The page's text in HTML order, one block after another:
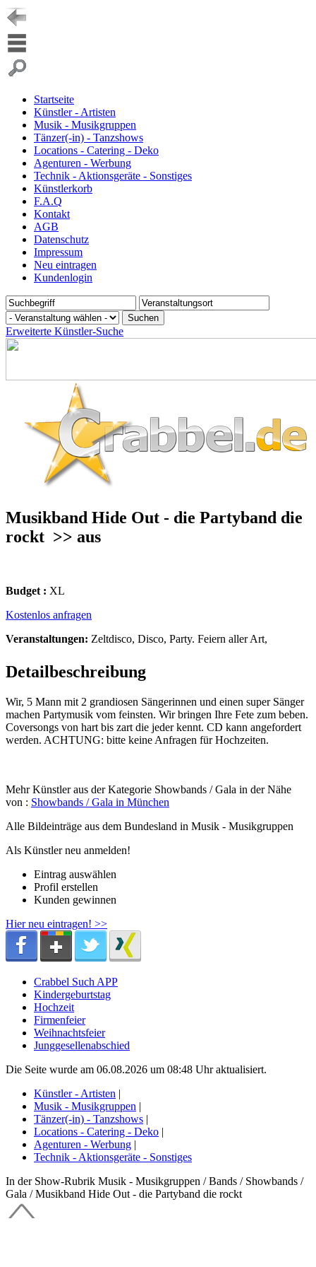
Startseite
Künstler - Artisten
Musik - Musikgruppen
Tänzer(-in) - Tanzshows
Locations - Catering - Deko
Agenturen - Werbung
Technik - Aktionsgeräte - Sonstiges
Künstlerkorb
F.A.Q
Kontakt
AGB
Datenschutz
Impressum
Neu eintragen
Kundenlogin
Erweiterte Künstler-Suche
Musikband Hide Out - die Partyband die
rockt >> aus
Budget : XL
Kostenlos anfragen
Veranstaltungen: Zeltdisco, Disco, Party. Feiern aller Art,
Detailbeschreibung
Wir, 5 Mann mit 2 grandiosen Sängerinnen und einen super Sänger
machen Partymusik vom feinsten. Wir bringen Ihre Fete zum beben.
Coversongs von hart bis zart die jeder kennt. CD kann angefordert
werden. ACHTUNG: bitte keine Anfragen für Hochzeiten.
Mehr Künstler aus der Kategorie Showbands / Gala in der Nähe
von : Showbands / Gala in München
Alle Bildeinträge aus dem Bundesland in Musik - Musikgruppen
Als Künstler neu anmelden!
Eintrag auswählen
Profil erstellen
Kunden gewinnen
Hier neu eintragen! >>
Crabbel Such APP
Kindergeburtstag
Hochzeit
Firmenfeier
Weihnachtsfeier
Junggesellenabschied
Die Seite wurde am 06.08.2026 um 08:48 Uhr aktualisiert.
Künstler - Artisten |
Musik - Musikgruppen |
Tänzer(-in) - Tanzshows |
Locations - Catering - Deko |
Agenturen - Werbung |
Technik - Aktionsgeräte - Sonstiges
In der Show-Rubrik Musik - Musikgruppen / Bands / Showbands /
Gala / Musikband Hide Out - die Partyband die rockt